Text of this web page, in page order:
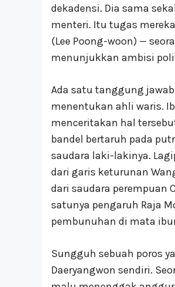
dekadensi. Dia sama
menteri. Itu tugas
(Lee Poong-woon) —
menunjukkan ambisi
Ada satu tanggung
menentukan ahli waris.
menceritakan hal
bandel bertaruh pada
saudara laki-lakinya.
dari garis keturunan
dari saudara perempuan
satunya pengaruh Raja
pembunuhan di mata
Sungguh sebuah poros
Daeryangwon sendiri.